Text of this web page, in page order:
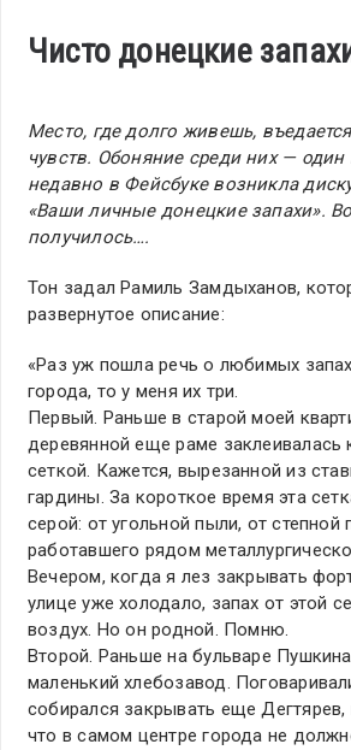
Чисто донецкие
Место, где долго живешь,
чувств. Обоняние среди них —
недавно в Фейсбуке возникла
«Ваши личные донецкие запахи».
получилось….
Тон задал Рамиль Замдыханов,
развернутое описание:
«Раз уж пошла речь о любимых
города, то у меня их три.
Первый. Раньше в старой моей
деревянной еще раме заклеивалась
сеткой. Кажется, вырезанной из
гардины. За короткое время эта
серой: от угольной пыли, от
работавшего рядом
Вечером, когда я лез закрывать
улице уже холодало, запах от этой
воздух. Но он родной. Помню.
Второй. Раньше на бульваре
маленький хлебозавод.
собирался закрывать еще Дегтярев,
что в самом центре города не